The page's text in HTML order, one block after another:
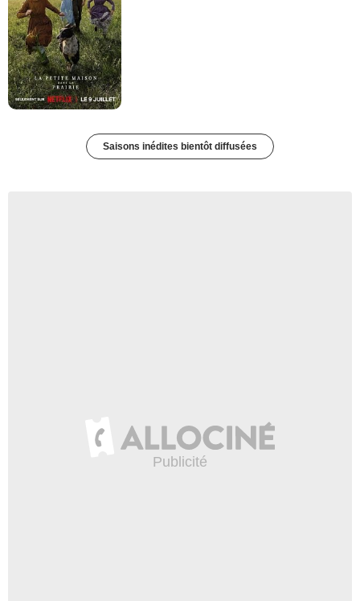
Saisons inédites bientôt diffusées